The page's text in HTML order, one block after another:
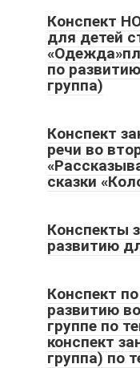
Конспект
для детей
по
группа)
Конспект
речи во
сказки
Конспекты
развитию
Конспект
развитию
группе по
конспект
группа) по